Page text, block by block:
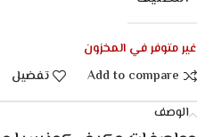
غير متوفر في المخزون
Add to compare
تفضيل
الوصف